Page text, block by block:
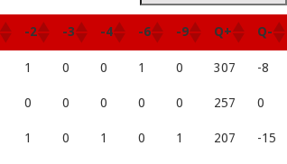
-2 -3 -4 -6 -9 Q+ Q-
1 0 0 1 0 307 -8
0 0 0 0 0 257 0
1 0 1 0 1 207 -15